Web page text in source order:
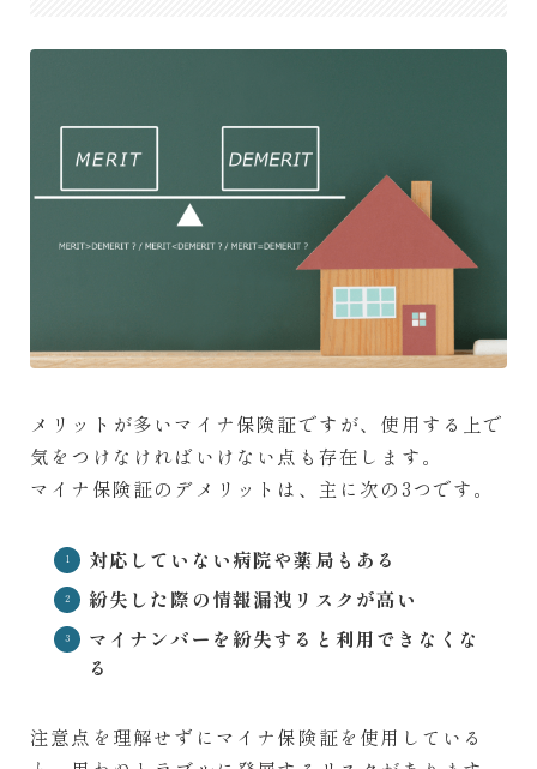
メリットが多いマイナ保険証ですが、使用する上で
気をつけなければいけない点も存在します。
マイナ保険証のデメリットは、主に次の3つです。
対応していない病院や薬局もある
紛失した際の情報漏洩リスクが高い
マイナンバーを紛失すると利用できなくな
る
注意点を理解せずにマイナ保険証を使用している